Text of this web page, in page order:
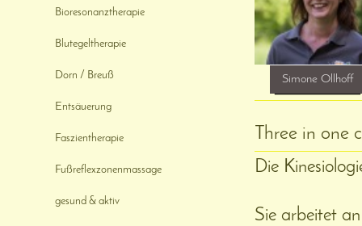
Simone Ollhoff
Three in one
Die
Sie arbeitet
Bioresonanztherapie
Blutegeltherapie
Dorn / Breuß
Entsäuerung
Faszientherapie
Fußreflexzonenmassage
gesund & aktiv